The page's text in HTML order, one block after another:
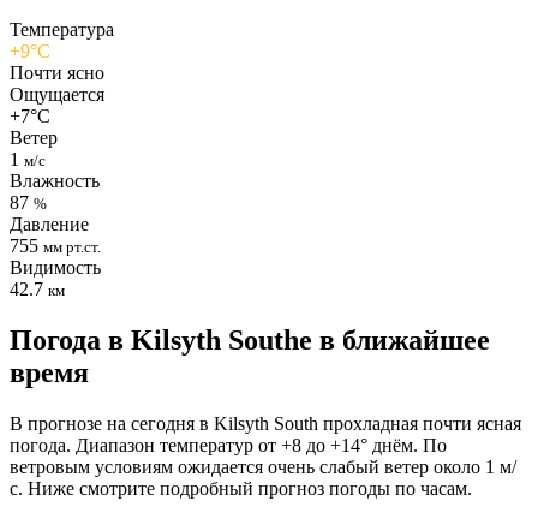
Температура
+9°C
Почти ясно
Ощущается
+7°C
Ветер
1 м/с
Влажность
87 %
Давление
755 мм рт.ст.
Видимость
42.7 км
Погода в Kilsyth Southе в ближайшее
время
В прогнозе на сегодня в Kilsyth South прохладная почти ясная
погода. Диапазон температур от +8 до +14° днём. По
ветровым условиям ожидается очень слабый ветер около 1 м/
с. Ниже смотрите подробный прогноз погоды по часам.